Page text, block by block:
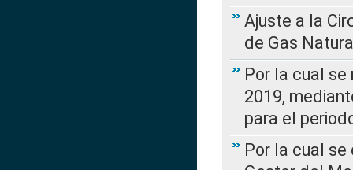
Ajuste a la
de Gas
Por la cual se
2019,
para el
Por la cual